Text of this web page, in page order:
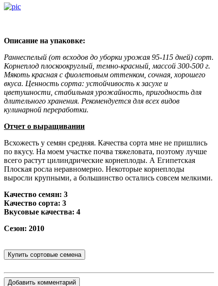
Описание на упаковке:
Раннеспелый (от всходов до уборки урожая 95-115 дней) сорт.
Корнеплод плоскоокруглый, темно-красный, массой 300-500 г.
Мякоть красная с фиолетовым оттенком, сочная, хорошего
вкуса. Ценность сорта: устойчивость к засухе и
цветушности, стабильная урожайность, пригодность для
длительного хранения. Рекомендуется для всех видов
кулинарной переработки.
Отчет о выращивании
Всхожесть у семян средняя. Качества сорта мне не пришлись
по вкусу. На моем участке почва тяжеловата, поэтому лучше
всего растут цилиндрические корнеплоды. А Египетская
Плоская росла неравномерно. Некоторые корнеплоды
выросли крупными, а большинство остались совсем мелкими.
Качество семян: 3
Качество сорта: 3
Вкусовые качества: 4
Сезон: 2010